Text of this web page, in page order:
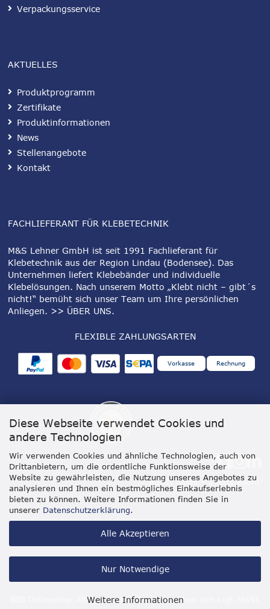
Diese Webseite verwendet Cookies und
andere Technologien
Wir verwenden Cookies und ähnliche Technologien, auch von
Drittanbietern, um die ordentliche Funktionsweise der
Website zu gewährleisten, die Nutzung unseres Angebotes zu
analysieren und Ihnen ein bestmögliches Einkaufserlebnis
bieten zu können. Weitere Informationen finden Sie in
unserer Datenschutzerklärung.
Alle Akzeptieren
Nur Notwendige
Weitere Informationen
Verpackungsservice
FACHLIEFERANT FÜR KLEBETECHNIK
M&S Lehner GmbH ist seit 1991 Fachlieferant für
Klebetechnik aus der Region Lindau (Bodensee). Das
Unternehmen liefert Klebebänder und individuelle
Klebelösungen. Nach unserem Motto „Klebt nicht – gibt´s
nicht!“ bemüht sich unser Team um Ihre persönlichen
Anliegen. >> ÜBER UNS.
FLEXIBLE ZAHLUNGSARTEN
Vorkasse Rechnung
AKTUELLES
Produktprogramm
Zertifikate
Produktinformationen
News
Stellenangebote
Kontakt
B2B Onlineshop: Alle genannten Preise verstehen sich zzgl. MwSt.